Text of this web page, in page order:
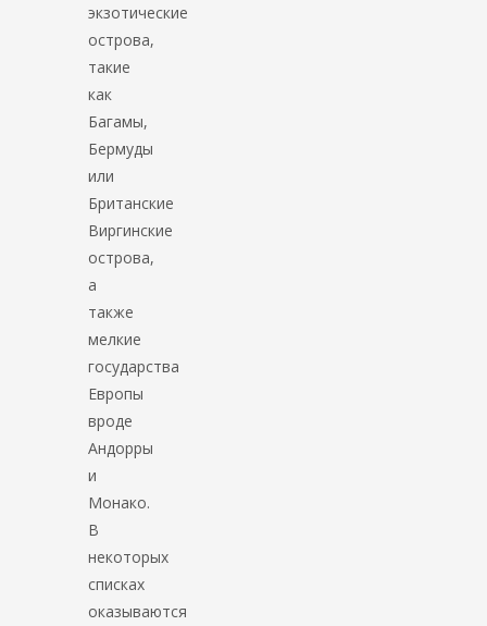
экзотические
острова,
такие
как
Багамы,
Бермуды
или
Британские
Виргинские
острова,
а
также
мелкие
государства
Европы
вроде
Андорры
и
Монако.
В
некоторых
списках
оказываются